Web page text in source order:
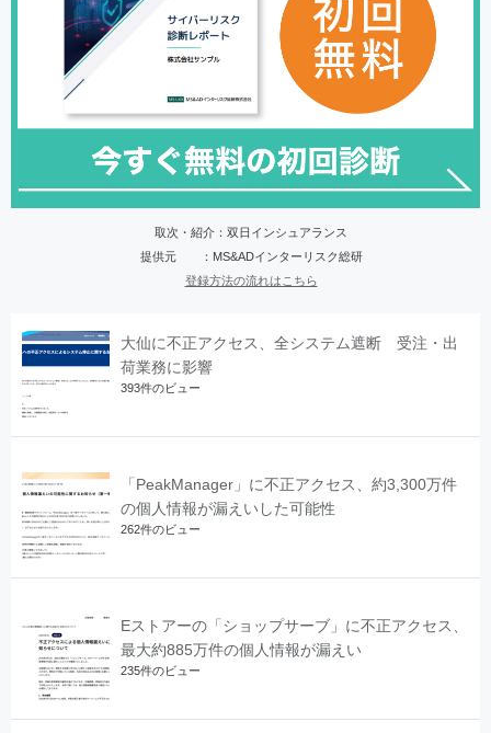
取次・紹介：双日インシュアランス
提供元 ：MS&ADインターリスク総研
登録方法の流れはこちら
大仙に不正アクセス、全システム遮断 受注・出
荷業務に影響
393件のビュー
「PeakManager」に不正アクセス、約3,300万件
の個人情報が漏えいした可能性
262件のビュー
Eストアーの「ショップサーブ」に不正アクセス、
最大約885万件の個人情報が漏えい
235件のビュー